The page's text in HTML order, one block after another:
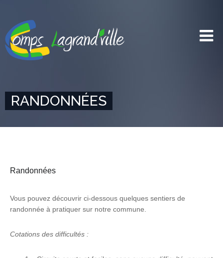
RANDONNÉES
Randonnées
Vous pouvez découvrir ci-dessous quelques sentiers de
randonnée à pratiquer sur notre commune.
Cotations des difficultés :